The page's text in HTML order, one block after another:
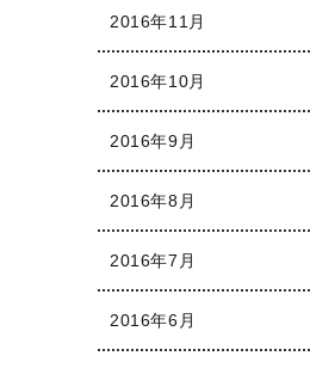
2016年11月
2016年10月
2016年9月
2016年8月
2016年7月
2016年6月